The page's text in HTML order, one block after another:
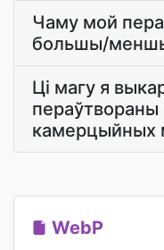
Чаму мой
большы/
Ці магу я
пераўтвораны
камерцыйных
WebP